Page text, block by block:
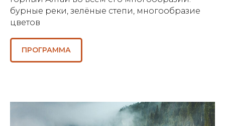
бурные реки, зелёные степи, многообразие
цветов
ПРОГРАММА